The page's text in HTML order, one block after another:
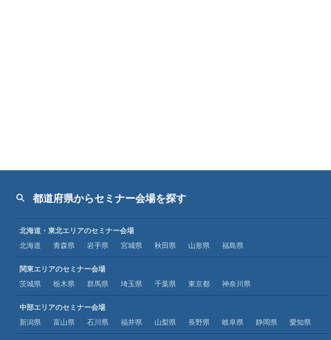
都道府県からセミナー会場を探す
北海道・東北エリアのセミナー会場
北海道
青森県 岩手県 宮城県 秋田県 山形県 福島県
関東エリアのセミナー会場
茨城県
栃木県 群馬県 埼玉県 千葉県 東京都 神奈川県
中部エリアのセミナー会場
新潟県
富山県 石川県 福井県 山梨県 長野県 岐阜県 静岡県 愛知県